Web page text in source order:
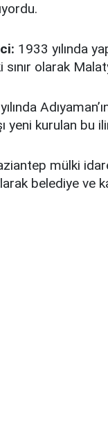
1933 yılında
sınır olarak
yeni kurulan bu
mülki
belediye ve